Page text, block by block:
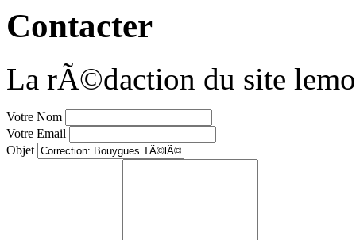
Contacter
La rÃ©daction du site
Votre Nom
Votre Email
Objet